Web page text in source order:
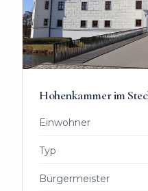
Hohenkammerim
Einwohner
Typ
Bürgermeister